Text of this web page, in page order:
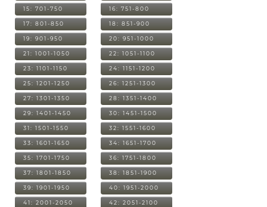
15: 701-750 16: 751-800
17: 801-850 18: 851-900
19: 901-950 20: 951-1000
21: 1001-1050 22: 1051-1100
23: 1101-1150 24: 1151-1200
25: 1201-1250 26: 1251-1300
27: 1301-1350 28: 1351-1400
29: 1401-1450 30: 1451-1500
31: 1501-1550 32: 1551-1600
33: 1601-1650 34: 1651-1700
35: 1701-1750 36: 1751-1800
37: 1801-1850 38: 1851-1900
39: 1901-1950 40: 1951-2000
41: 2001-2050 42: 2051-2100